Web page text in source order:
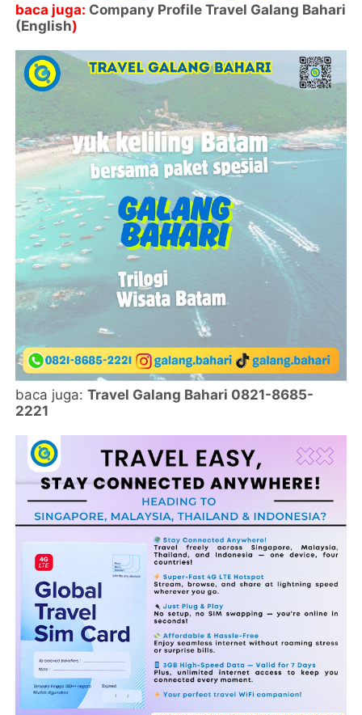
baca juga: Company Profile Travel Galang Bahari
(English)
baca juga:Travel Galang Bahari 0821-8685-
2221